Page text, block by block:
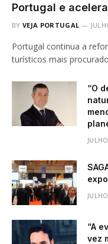
Portugal e
BY VEJA PORTUGAL
Portugal continua a
turísticos mais
“O
“A
vez